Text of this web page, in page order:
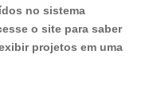
no sistema
o site para saber
projetos em uma